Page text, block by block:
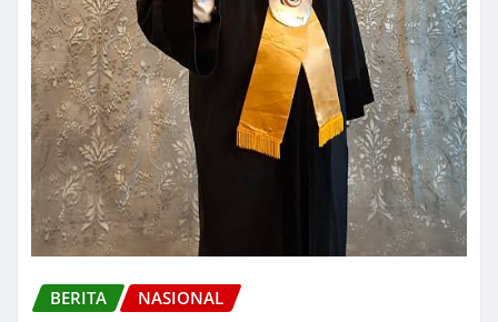
BERITA NASIONAL